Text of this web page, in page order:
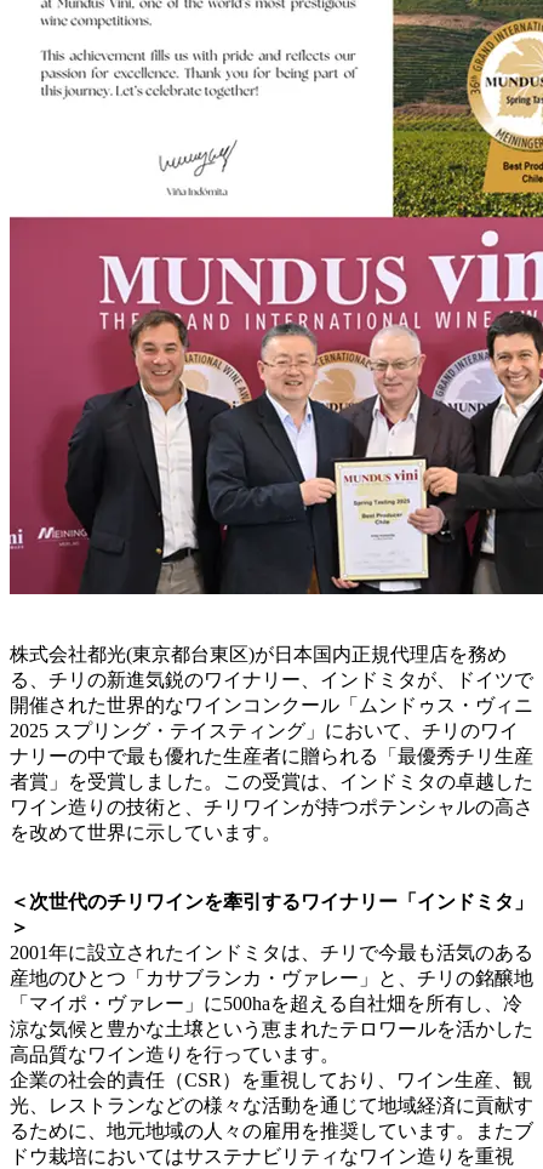
株式会社都光(東京都台東区)が日本国内正規代理店を務め
る、チリの新進気鋭のワイナリー、インドミタが、ドイツで
開催された世界的なワインコンクール「ムンドゥス・ヴィニ
2025 スプリング・テイスティング」において、チリのワイ
ナリーの中で最も優れた生産者に贈られる「最優秀チリ生産
者賞」を受賞しました。この受賞は、インドミタの卓越した
ワイン造りの技術と、チリワインが持つポテンシャルの高さ
を改めて世界に示しています。
＜次世代のチリワインを牽引するワイナリー「インドミタ」
＞
2001年に設立されたインドミタは、チリで今最も活気のある
産地のひとつ「カサブランカ・ヴァレー」と、チリの銘醸地
「マイポ・ヴァレー」に500haを超える自社畑を所有し、冷
涼な気候と豊かな土壌という恵まれたテロワールを活かした
高品質なワイン造りを行っています。
企業の社会的責任（CSR）を重視しており、ワイン生産、観
光、レストランなどの様々な活動を通じて地域経済に貢献す
るために、地元地域の人々の雇用を推奨しています。またブ
ドウ栽培においてはサステナビリティなワイン造りを重視